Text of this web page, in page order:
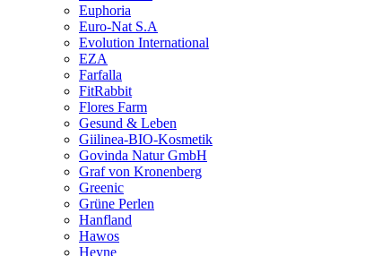
Euphoria
Euro-Nat S.A
Evolution International
EZA
Farfalla
FitRabbit
Flores Farm
Gesund & Leben
Giilinea-BIO-Kosmetik
Govinda Natur GmbH
Graf von Kronenberg
Greenic
Grüne Perlen
Hanfland
Hawos
Heyne